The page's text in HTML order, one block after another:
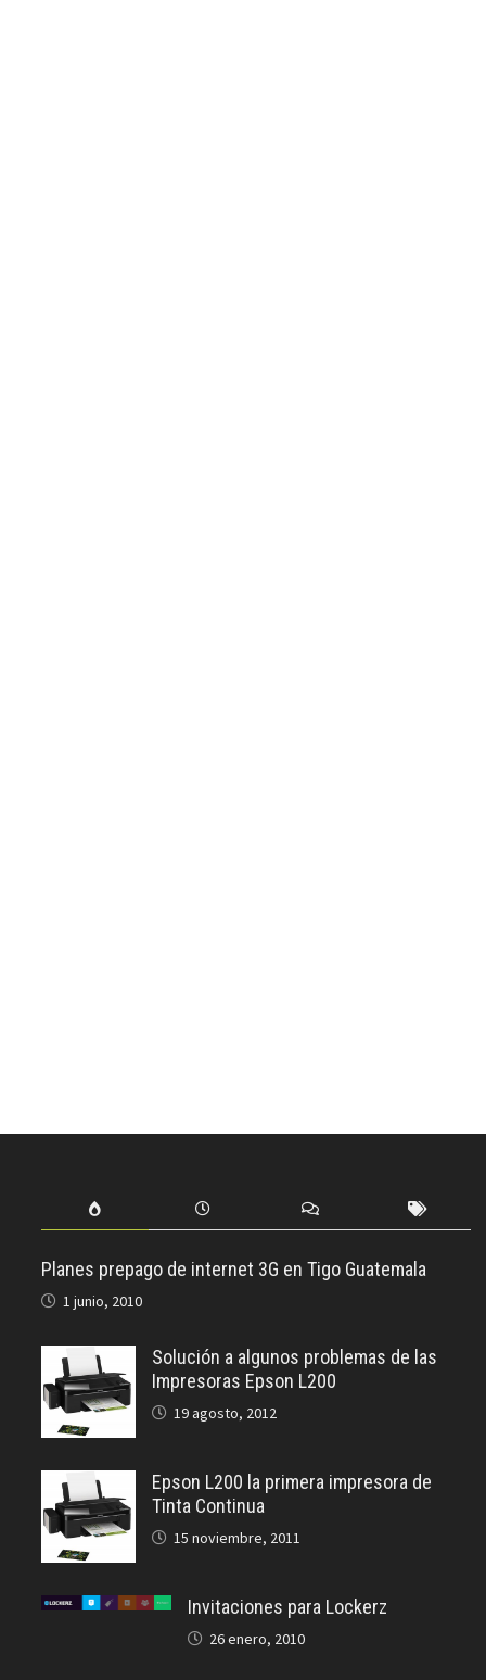
Planes prepago de internet 3G en Tigo Guatemala
1 junio, 2010
Solución a algunos problemas de las
Impresoras Epson L200
19 agosto, 2012
Epson L200 la primera impresora de
Tinta Continua
15 noviembre, 2011
Invitaciones para Lockerz
26 enero, 2010